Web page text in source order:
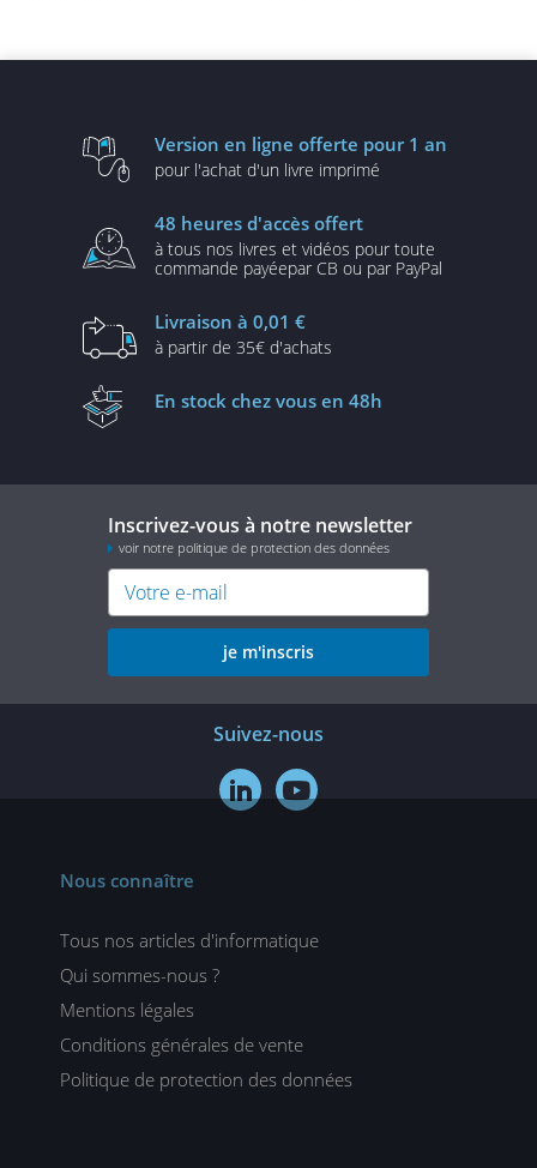
Version en ligne offerte pour 1 an
pour l'achat d'un livre imprimé
48 heures d'accès offert
à tous nos livres et vidéos pour toute
commande payéepar CB ou par PayPal
Livraison à 0,01 €
à partir de 35€ d'achats
En stock chez vous en 48h
Inscrivez-vous à notre newsletter
voir notre politique de protection des données
je m'inscris
Suivez-nous
 
Nous connaître
Tous nos articles d'informatique
Qui sommes-nous ?
Mentions légales
Conditions générales de vente
Politique de protection des données